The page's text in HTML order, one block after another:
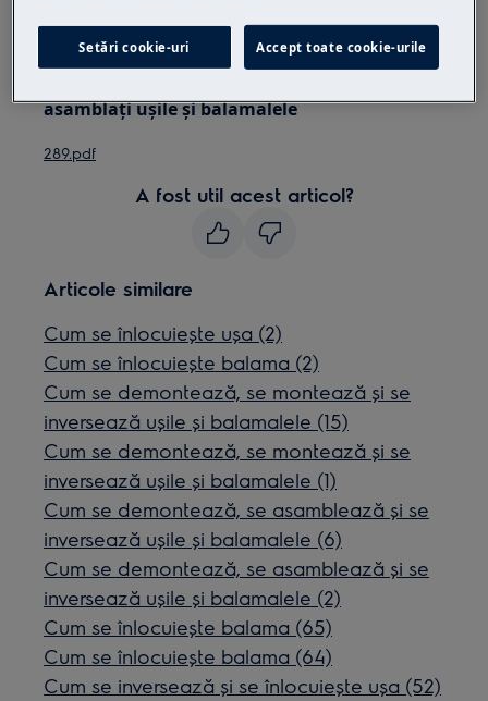
Instrucțiunile ușilor din spate oferă
asamblați ușile și balamalele
289.pdf
A fost util acest articol?
Articole similare
Cum se înlocuiește ușa (2)
Cum se înlocuiește balama (2)
Cum se demontează, se montează și se
inversează ușile și balamalele (15)
Cum se demontează, se montează și se
inversează ușile și balamalele (1)
Cum se demontează, se asamblează și se
inversează ușile și balamalele (6)
Cum se demontează, se asamblează și se
inversează ușile și balamalele (2)
Cum se înlocuiește balama (65)
Cum se înlocuiește balama (64)
Cum se inversează și se înlocuiește ușa (52)
Setări cookie-uri Accept toate cookie-urile